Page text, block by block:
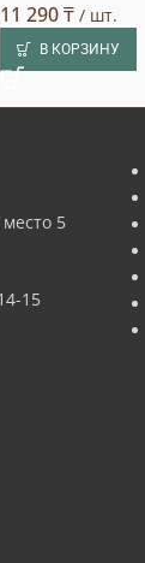
11 290₸/ шт.
В КОРЗИНУ
5
15